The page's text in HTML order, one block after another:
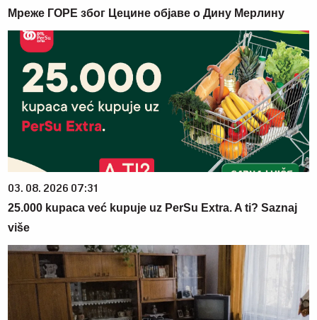
Мреже ГОРЕ због Цецине објаве о Дину Мерлину
03. 08. 2026 07:31
25.000 kupaca već kupuje uz PerSu Extra. A ti? Saznaj
više